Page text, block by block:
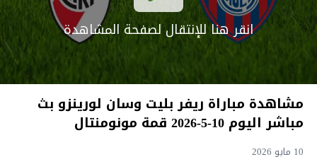
انقر هنا للإنتقال لصفحة المشاهدة
مشاهدة مباراة ريفر بليت وسان لورينزو بث
مباشر اليوم 10-5-2026 قمة مونومنتال
10 مايو 2026